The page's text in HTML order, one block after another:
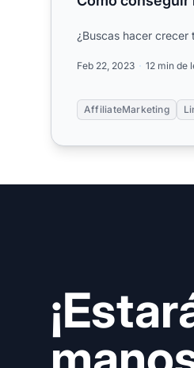
¿Buscas hacer crecer
Feb 22, 2023 12 min de
AffiliateMarketing